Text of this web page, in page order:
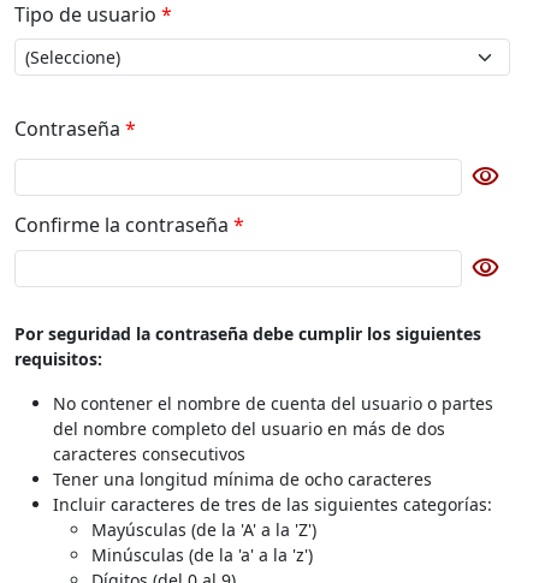
Tipo de usuario *
Contraseña *
visibility
Botón para cambiar la visibilidad de la contraseña
Confirme la contraseña *
visibility
Botón para cambiar la visibilidad de la contraseña de
Por seguridad la contraseña debe cumplir los siguientes
requisitos:
No contener el nombre de cuenta del usuario o partes
del nombre completo del usuario en más de dos
caracteres consecutivos
Tener una longitud mínima de ocho caracteres
Incluir caracteres de tres de las siguientes categorías:
Mayúsculas (de la 'A' a la 'Z')
Minúsculas (de la 'a' a la 'z')